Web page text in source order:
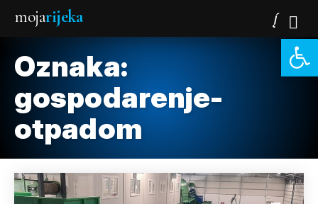
mojarijeka
Oznaka:
gospodarenje-
otpadom